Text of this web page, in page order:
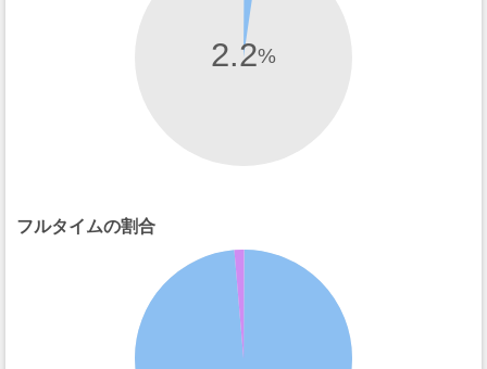
2.2%
フルタイムの割合